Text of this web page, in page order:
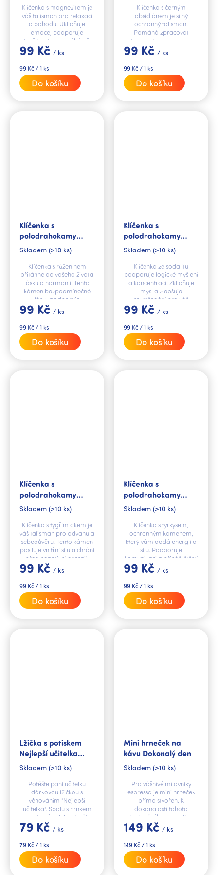
99 Kč / ks
Měrná
cena:
99 Kč / 1 ks
Do košíku
Klíčenka s magnezitem je
váš talisman pro relaxaci
a pohodu. Uklidňuje
emoce, podporuje
trpělivost a pomáhá při
nespavosti.
99 Kč / ks
Měrná
cena:
99 Kč / 1 ks
Do košíku
Klíčenka s černým
obsidiánem je silný
ochranný talisman.
Pomáhá zpracovat
traumata, podporuje
vnitřní sílu a chrání před
negativitou.
Klíčenka s
polodrahokamy
Růženín
Skladem (>10 ks)
99 Kč / ks
Měrná
cena:
99 Kč / 1 ks
Do košíku
Klíčenka s růženínem
přitáhne do vašeho života
lásku a harmonii. Tento
kámen bezpodmínečné
lásky podporuje
harmonické vztahy a
pomáhá při
emocionálním zklamání.
Klíčenka s
polodrahokamy
Sodalit
Skladem (>10 ks)
99 Kč / ks
Měrná
cena:
99 Kč / 1 ks
Do košíku
Klíčenka ze sodalitu
podporuje logické myšlení
a koncentraci. Zklidňuje
mysl a zlepšuje
soustředění pro váš
úspěch.
Klíčenka s
polodrahokamy
Tygří oko
Skladem (>10 ks)
99 Kč / ks
Měrná
cena:
99 Kč / 1 ks
Do košíku
Klíčenka s tygřím okem je
váš talisman pro odvahu a
sebedůvěru. Tento kámen
posiluje vnitřní sílu a chrání
před negativní energií.
Mějte svůj ochranný
talisman vždy po ruce.
Klíčenka s
polodrahokamy
Tyrkys
Skladem (>10 ks)
99 Kč / ks
Měrná
cena:
99 Kč / 1 ks
Do košíku
Klíčenka s tyrkysem,
ochranným kamenem,
který vám dodá energii a
sílu. Podporuje
komunikaci a přináší štěstí
a prosperitu.
Lžička s potiskem
Nejlepší učitelka
Original
Skladem (>10 ks)
79 Kč / ks
Měrná
cena:
79 Kč / 1 ks
Do košíku
Potěšte paní učitelku
dárkovou lžičkou s
věnováním "Nejlepší
učitelka". Spolu s hrnkem
ze stejné kolekce tvoří
dokonalý dárkový set.
Mini hrneček na
kávu Dokonalý den
Skladem (>10 ks)
149 Kč / ks
Měrná
cena:
149 Kč / 1 ks
Do košíku
Pro vášnivé milovníky
espressa je mini hrneček
přímo stvořen. K
dokonalosti tohoto
jedinečného okamžiku
vám už chybí jen stylový
hrnek na kávu s textem
"Dokonalý den začíná
kávou".